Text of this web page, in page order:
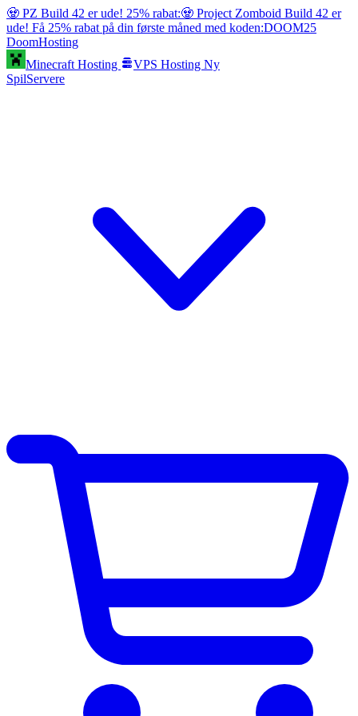
🧟 PZ Build 42 er ude! 25% rabat:🧟 Project Zomboid Build 42 er
ude! Få 25% rabat på din første måned med koden:DOOM25
DoomHosting
Minecraft Hosting
VPS Hosting Ny
SpilServere